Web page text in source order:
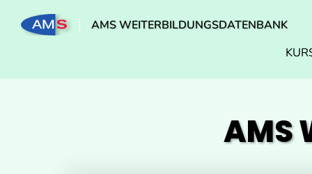
AMS WEITERBILDUNGSDATENBANK
AMS